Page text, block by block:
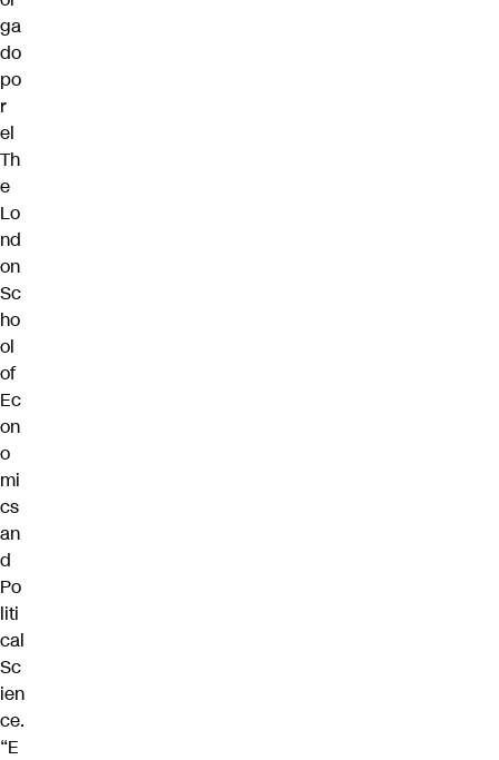
ga
do
po
r
el
Th
e
Lo
nd
on
Sc
ho
ol
of
Ec
on
o
mi
cs
an
d
Po
liti
cal
Sc
ien
ce.
“E